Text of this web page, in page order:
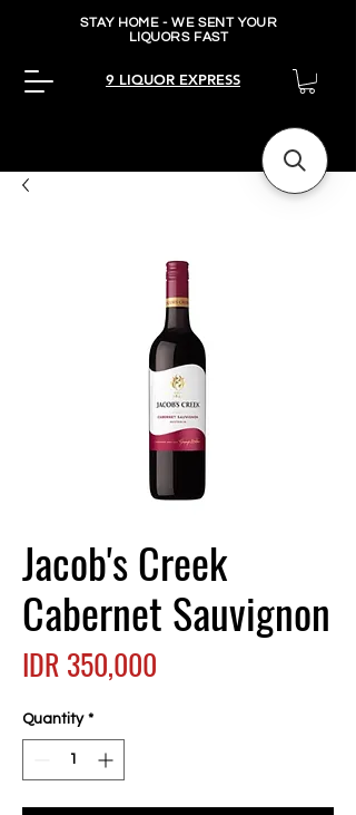
STAY HOME - WE SENT YOUR
LIQUORS FAST
9 LIQUOR EXPRESS
Jacob's Creek
Cabernet Sauvignon
IDR 350,000
Quantity *